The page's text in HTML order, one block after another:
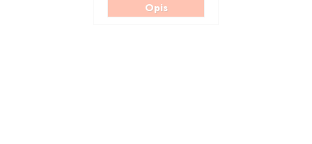
Opis